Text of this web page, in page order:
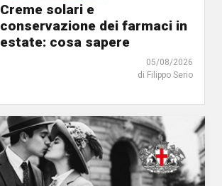
Creme solari e
conservazione dei farmaci in
estate: cosa sapere
05/08/2026
di Filippo Serio